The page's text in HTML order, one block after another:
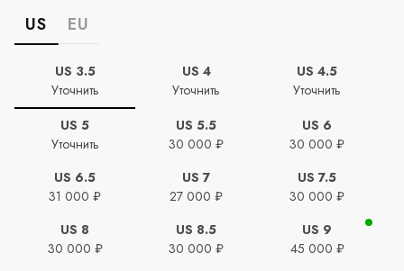
US EU
US 3.5
Уточнить
US 4
Уточнить
US 4.5
Уточнить
US 5
Уточнить
US 5.5
30 000 ₽
US 6
30 000 ₽
US 6.5
31 000 ₽
US 7
27 000 ₽
US 7.5
30 000 ₽
US 8
30 000 ₽
US 8.5
30 000 ₽
US 9
45 000 ₽